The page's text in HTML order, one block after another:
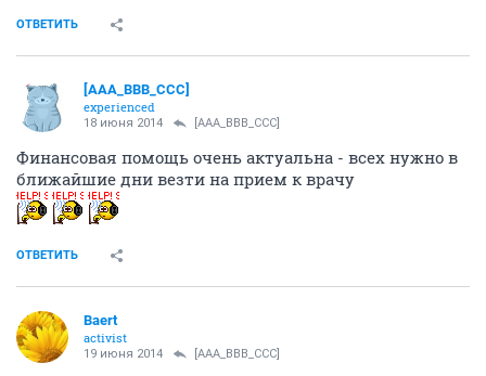
ОТВЕТИТЬ
[AAA_BBB_CCC]
experienced
18 июня 2014 [AAA_BBB_CCC]
Финансовая помощь очень актуальна - всех нужно в
ближайшие дни везти на прием к врачу
ОТВЕТИТЬ
Baert
activist
19 июня 2014 [AAA_BBB_CCC]